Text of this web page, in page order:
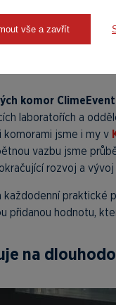
vše a zavřít
komor ClimeEvent
laboratořích a
jsme i my v
vazbu jsme
rozvoj a
praktické
přidanou hodnotu,
na